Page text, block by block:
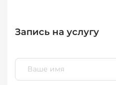
Запись на услугу